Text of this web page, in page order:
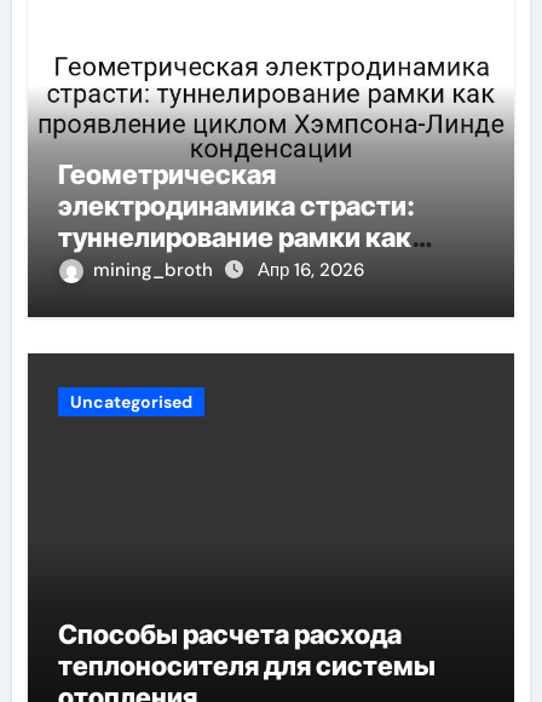
Геометрическая
электродинамика страсти:
туннелирование рамки как
проявление циклом Хэмпсона-
mining_broth Апр 16, 2026
Uncategorised
Способы расчета расхода
теплоносителя для системы